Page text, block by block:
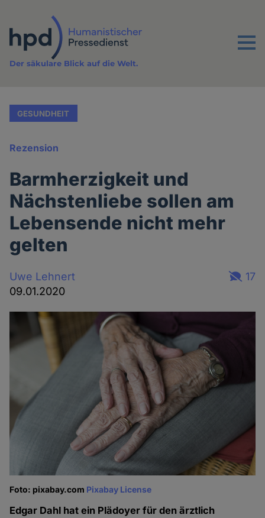
Inhalt
Menu
Der säkulare Blick auf die Welt.
GESUNDHEIT
Rezension
Barmherzigkeit und
Nächstenliebe sollen am
Lebensende nicht mehr
gelten
Uwe Lehnert
09.01.2020
17
Foto: pixabay.com Pixabay License
Edgar Dahl hat ein Plädoyer für den ärztlich